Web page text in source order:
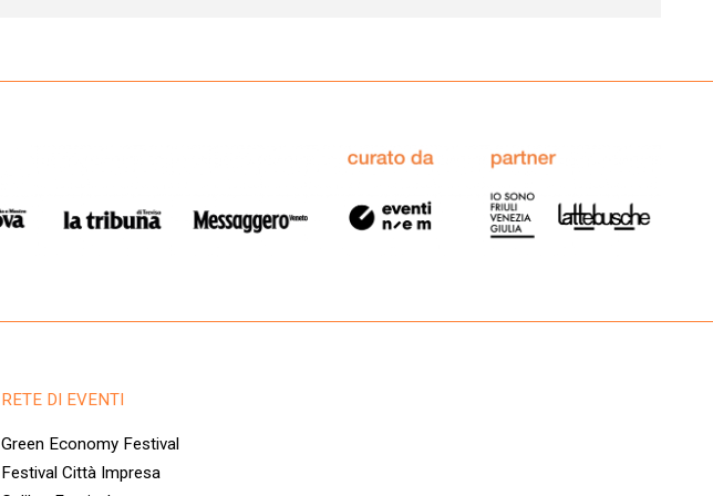
RETE DI EVENTI
Green Economy Festival
Festival Città Impresa